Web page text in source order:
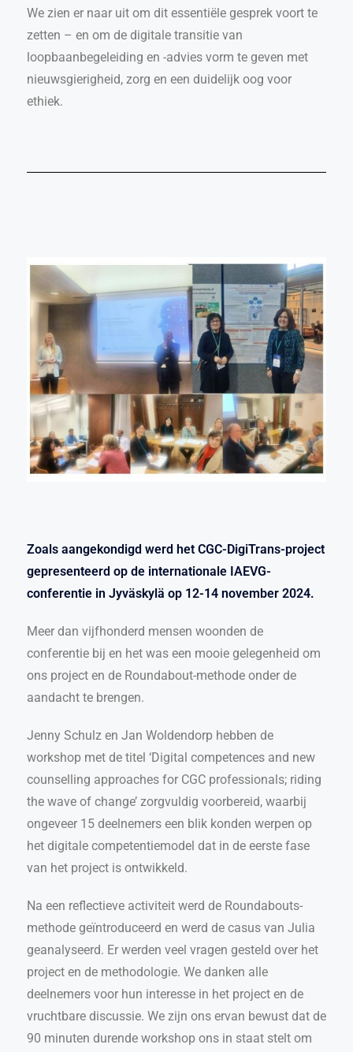
We zien er naar uit om dit essentiële gesprek voort te
zetten – en om de digitale transitie van
loopbaanbegeleiding en -advies vorm te geven met
nieuwsgierigheid, zorg en een duidelijk oog voor
ethiek.
Zoals aangekondigd werd het CGC-DigiTrans-project
gepresenteerd op de internationale IAEVG-
conferentie in Jyväskylä op 12-14 november 2024.
Meer dan vijfhonderd mensen woonden de
conferentie bij en het was een mooie gelegenheid om
ons project en de Roundabout-methode onder de
aandacht te brengen.
Jenny Schulz en Jan Woldendorp hebben de
workshop met de titel ‘Digital competences and new
counselling approaches for CGC professionals; riding
the wave of change’ zorgvuldig voorbereid, waarbij
ongeveer 15 deelnemers een blik konden werpen op
het digitale competentiemodel dat in de eerste fase
van het project is ontwikkeld.
Na een reflectieve activiteit werd de Roundabouts-
methode geïntroduceerd en werd de casus van Julia
geanalyseerd. Er werden veel vragen gesteld over het
project en de methodologie. We danken alle
deelnemers voor hun interesse in het project en de
vruchtbare discussie. We zijn ons ervan bewust dat de
90 minuten durende workshop ons in staat stelt om